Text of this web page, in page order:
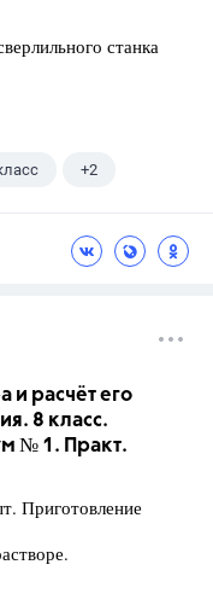
станка
+2
и расчёт его
8 класс.
№ 1. Практ.
Приготовление